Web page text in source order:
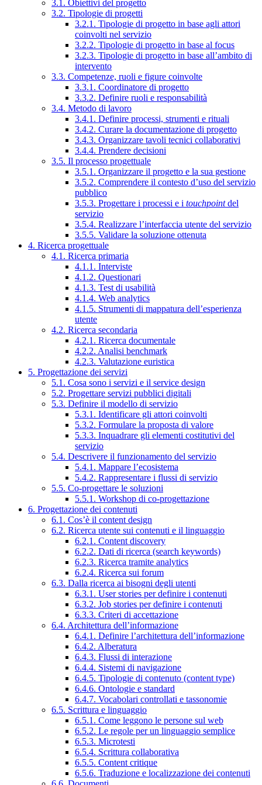
3.1. Obiettivi del progetto
3.2. Tipologie di progetti
3.2.1. Tipologie di progetto in base agli attori
coinvolti nel servizio
3.2.2. Tipologie di progetto in base al focus
3.2.3. Tipologie di progetto in base all’ambito di
intervento
3.3. Competenze, ruoli e figure coinvolte
3.3.1. Coordinatore di progetto
3.3.2. Definire ruoli e responsabilità
3.4. Metodo di lavoro
3.4.1. Definire processi, strumenti e rituali
3.4.2. Curare la documentazione di progetto
3.4.3. Organizzare tavoli tecnici collaborativi
3.4.4. Prendere decisioni
3.5. Il processo progettuale
3.5.1. Organizzare il progetto e la sua gestione
3.5.2. Comprendere il contesto d’uso del servizio
pubblico
3.5.3. Progettare i processi e i touchpointdel
servizio
3.5.4. Realizzare l’interfaccia utente del servizio
3.5.5. Validare la soluzione ottenuta
4. Ricerca progettuale
4.1. Ricerca primaria
4.1.1. Interviste
4.1.2. Questionari
4.1.3. Test di usabilità
4.1.4. Web analytics
4.1.5. Strumenti di mappatura dell’esperienza
utente
4.2. Ricerca secondaria
4.2.1. Ricerca documentale
4.2.2. Analisi benchmark
4.2.3. Valutazione euristica
5. Progettazione dei servizi
5.1. Cosa sono i servizi e il service design
5.2. Progettare servizi pubblici digitali
5.3. Definire il modello di servizio
5.3.1. Identificare gli attori coinvolti
5.3.2. Formulare la proposta di valore
5.3.3. Inquadrare gli elementi costitutivi del
servizio
5.4. Descrivere il funzionamento del servizio
5.4.1. Mappare l’ecosistema
5.4.2. Rappresentare i flussi di servizio
5.5. Co-progettare le soluzioni
5.5.1. Workshop di co-progettazione
6. Progettazione dei contenuti
6.1. Cos’è il content design
6.2. Ricerca utente sui contenuti e il linguaggio
6.2.1. Content discovery
6.2.2. Dati di ricerca (search keywords)
6.2.3. Ricerca tramite analytics
6.2.4. Ricerca sui forum
6.3. Dalla ricerca ai bisogni degli utenti
6.3.1. User stories per definire i contenuti
6.3.2. Job stories per definire i contenuti
6.3.3. Criteri di accettazione
6.4. Architettura dell’informazione
6.4.1. Definire l’architettura dell’informazione
6.4.2. Alberatura
6.4.3. Flussi di interazione
6.4.4. Sistemi di navigazione
6.4.5. Tipologie di contenuto (content type)
6.4.6. Ontologie e standard
6.4.7. Vocabolari controllati e tassonomie
6.5. Scrittura e linguaggio
6.5.1. Come leggono le persone sul web
6.5.2. Le regole per un linguaggio semplice
6.5.3. Microtesti
6.5.4. Scrittura collaborativa
6.5.5. Content critique
6.5.6. Traduzione e localizzazione dei contenuti